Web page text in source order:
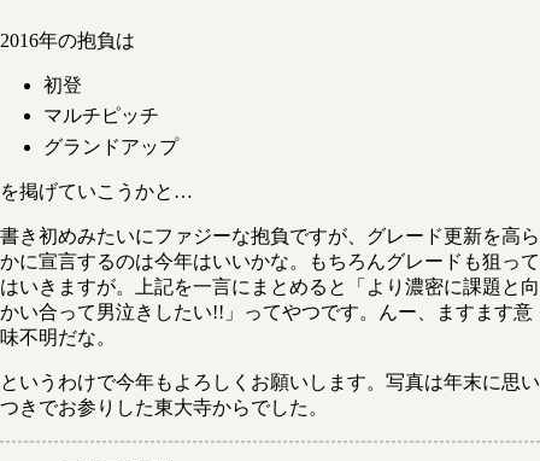
2016年の抱負は
初登
マルチピッチ
グランドアップ
を掲げていこうかと…
書き初めみたいにファジーな抱負ですが、グレード更新を高ら
かに宣言するのは今年はいいかな。もちろんグレードも狙って
はいきますが。上記を一言にまとめると「より濃密に課題と向
かい合って男泣きしたい!!」ってやつです。んー、ますます意
味不明だな。
というわけで今年もよろしくお願いします。写真は年末に思い
つきでお参りした東大寺からでした。